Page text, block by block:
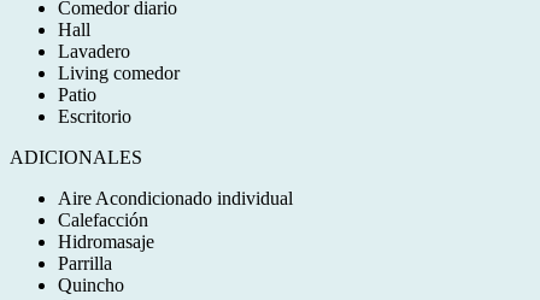
Comedor diario
Hall
Lavadero
Living comedor
Patio
Escritorio
ADICIONALES
Aire Acondicionado individual
Calefacción
Hidromasaje
Parrilla
Quincho